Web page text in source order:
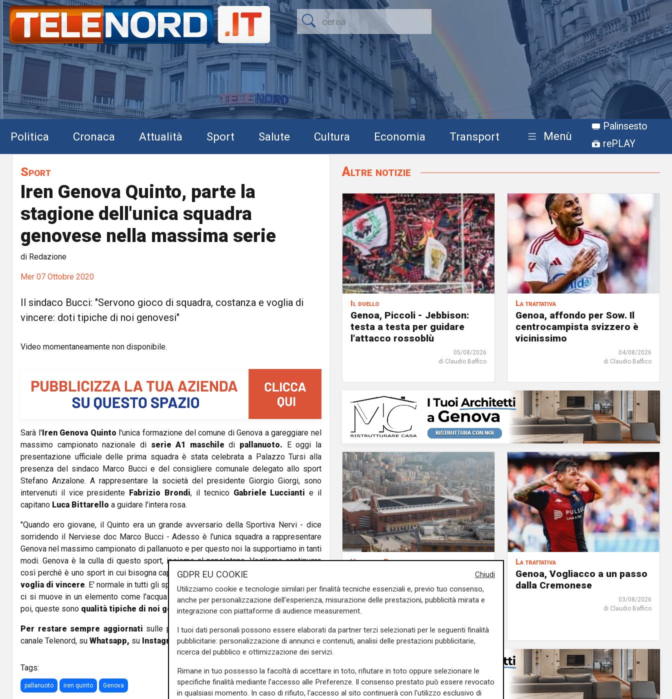
Politica Cronaca Attualità Sport Salute Cultura Economia Transport Menù
Palinsesto
rePLAY
Sport
Iren Genova Quinto, parte la
stagione dell'unica squadra
genovese nella massima serie
di Redazione
Mer 07 Ottobre 2020
Il sindaco Bucci: "Servono gioco di squadra, costanza e voglia di
vincere: doti tipiche di noi genovesi"
Video momentaneamente non disponibile.
Sarà l'Iren Genova Quinto l'unica formazione del comune di Genova a gareggiare nel
massimo campionato nazionale di serie A1 maschile di pallanuoto. E oggi la
presentazione ufficiale delle prima squadra è stata celebrata a Palazzo Tursi alla
presenza del sindaco Marco Bucci e del consigliere comunale delegato allo sport
Stefano Anzalone. A rappresentare la società del presidente Giorgio Giorgi, sono
intervenuti il vice presidente Fabrizio Brondi, il tecnico Gabriele Luccianti e il
capitano Luca Bittarello a guidare l'intera rosa.
"Quando ero giovane, il Quinto era un grande avversario della Sportiva Nervi - dice
sorridendo il Nerviese doc Marco Bucci - Adesso è l'unica squadra a rappresentare
Genova nel massimo campionato di pallanuoto e per questo noi la supportiamo in tanti
modi. Genova è la culla di questo sport, insieme al napoletano. Vogliamo continuare
così perché è uno sport in cui bisogna capire ilgioco di squadra
voglia di vincere. E' normale in tutti gli sport ma nella pallanuoto in particolare perché
ci si muove in un elemento come l'acqua che rende le cose un po' meno semplici E
poi, queste sono qualità tipiche di noi genovesi".
Per restare sempre aggiornati sulle principali notizie sulla Liguria seguiteci sul
canale Telenord, su Whatsapp, su Instagram,suYoutubee suFacebook.
Tags:
pallanuoto iren quinto Genova
Altre notizie
Il duello
Genoa, Piccoli - Jebbison:
testa a testa per guidare
l'attacco rossoblù
05/08/2026
di Claudio Baffico
La trattativa
Genoa, affondo per Sow. Il
centrocampista svizzero è
vicinissimo
04/08/2026
di Claudio Baffico
Verso gli Europei
Euro 2032, ora è ufficiale: fra
i 16 stadi candidati c'è anche
il 'Ferraris' di Genova
La trattativa
Genoa, Vogliacco a un passo
dalla Cremonese
03/08/2026
di Claudio Baffico
Chiudi
GDPR EU COOKIE
Utilizziamo cookie e tecnologie similari per finalità tecniche essenziali e, previo tuo consenso,
anche per personalizzazione dell'esperienza, misurazione delle prestazioni, pubblicità mirata e
integrazione con piattaforme di audience measurement.
I tuoi dati personali possono essere elaborati da partner terzi selezionati per le seguenti finalità
pubblicitarie: personalizzazione di annunci e contenuti, analisi delle prestazioni pubblicitarie,
ricerca del pubblico e ottimizzazione dei servizi.
Rimane in tuo possesso la facoltà di accettare in toto, rifiutare in toto oppure selezionare le
specifiche finalità mediante l'accesso alle Preferenze. Il consenso prestato può essere revocato
in qualsiasi momento. In caso di rifiuto, l'accesso al sito continuerà con l'utilizzo esclusivo di